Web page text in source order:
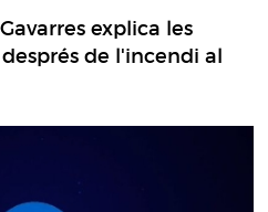
explica les
de l'incendi al